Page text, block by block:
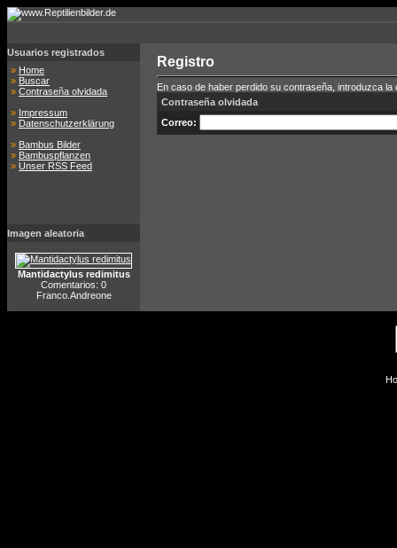
Usuarios registrados
» Home
» Buscar
» Contraseña olvidada
» Impressum
» Datenschutzerklärung
» Bambus Bilder
» Bambuspflanzen
» Unser RSS Feed
Imagen aleatoria
Mantidactylus redimitus
Comentarios: 0
Franco.Andreone
Registro
En caso de haber perdido su contraseña, introduzca
Contraseña olvidada
Correo: